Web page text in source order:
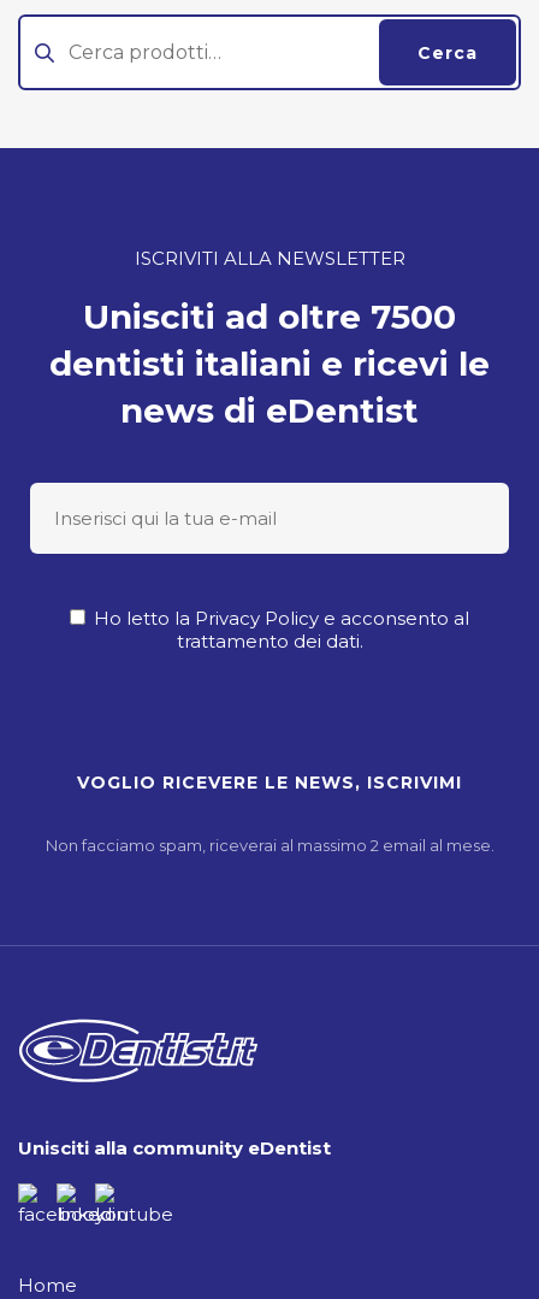
Cerca:
Cerca
ISCRIVITI ALLA NEWSLETTER
Unisciti ad oltre 7500
dentisti italiani e ricevi le
news di eDentist
Ho letto la Privacy Policy e acconsento al
trattamento dei dati.
Non facciamo spam, riceverai al massimo 2 email al mese.
Unisciti alla community eDentist
Home